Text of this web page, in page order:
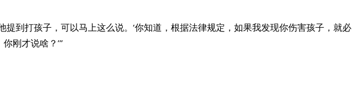
到打孩子，可以马上这么说。‘你知道，根据法律规定，如果我发现你伤害孩子，就必
刚才说啥？’”